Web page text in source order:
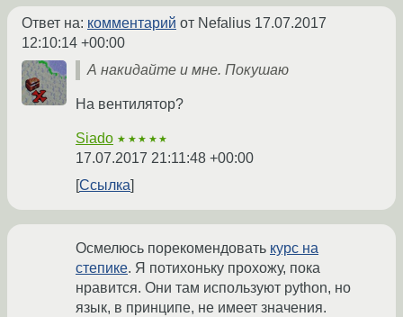
Ответ на: комментарий от Nefalius 17.07.2017
12:10:14 +00:00
А накидайте и мне. Покушаю
На вентилятор?
Siado ★★★★★
17.07.2017 21:11:48 +00:00
Ссылка
Осмелюсь порекомендовать курс на
степике. Я потихоньку прохожу, пока
нравится. Они там используют python, но
язык, в принципе, не имеет значения.